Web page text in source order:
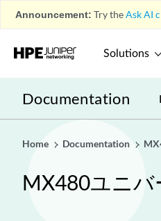
Announcement: Try theAsk AI
Solutions
Documentation
Home Documentation
MX480ユニ